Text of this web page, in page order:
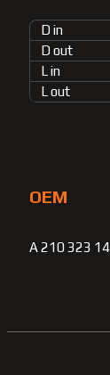
D in
D out
L in
L out
OEM
A 210 323